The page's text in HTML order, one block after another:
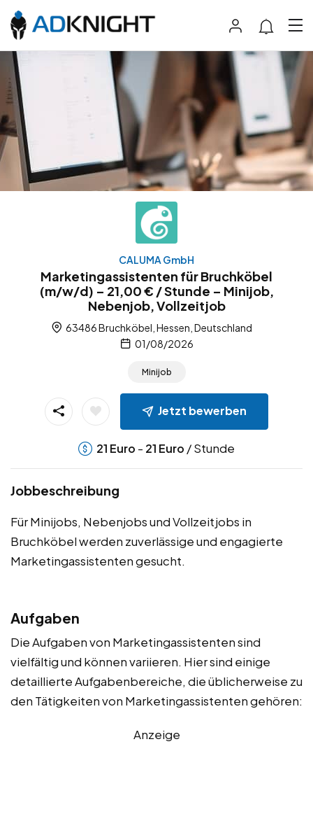
CALUMA GmbH
Marketingassistenten für Bruchköbel
(m/w/d) – 21,00 € / Stunde – Minijob,
Nebenjob, Vollzeitjob
63486 Bruchköbel, Hessen, Deutschland
01/08/2026
Minijob
Jetzt bewerben
21 Euro - 21 Euro / Stunde
Jobbeschreibung
Für Minijobs, Nebenjobs und Vollzeitjobs in
Bruchköbel werden zuverlässige und engagierte
Marketingassistenten gesucht.
Aufgaben
Die Aufgaben von Marketingassistenten sind
vielfältig und können variieren. Hier sind einige
detaillierte Aufgabenbereiche, die üblicherweise zu
den Tätigkeiten von Marketingassistenten gehören:
Anzeige